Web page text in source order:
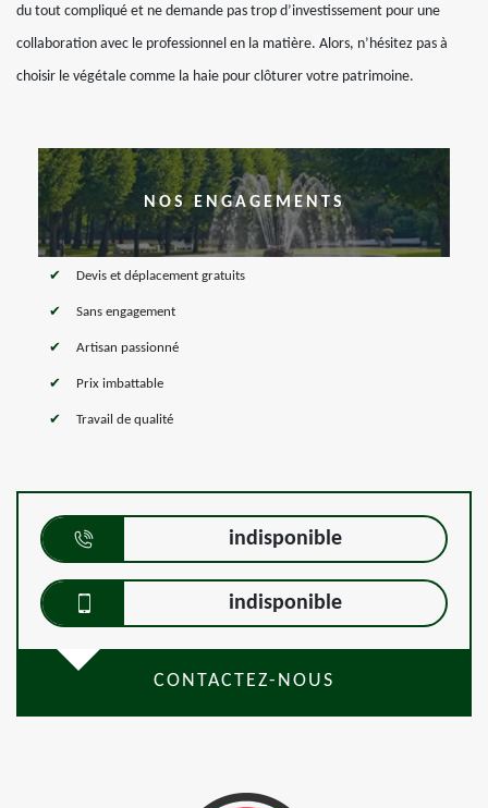
du tout compliqué et ne demande pas trop d’investissement pour une
collaboration avec le professionnel en la matière. Alors, n’hésitez pas à
choisir le végétale comme la haie pour clôturer votre patrimoine.
NOS ENGAGEMENTS
Devis et déplacement gratuits
Sans engagement
Artisan passionné
Prix imbattable
Travail de qualité
indisponible
indisponible
CONTACTEZ-NOUS